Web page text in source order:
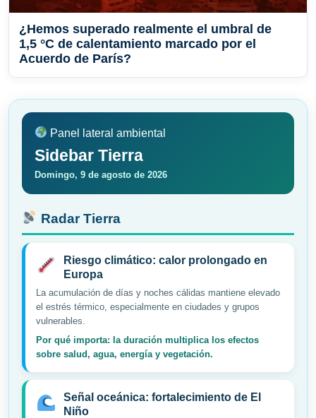
¿Hemos superado realmente el umbral de
1,5 °C de calentamiento marcado por el
Acuerdo de París?
Panel lateral ambiental
Sidebar Tierra
Domingo, 9 de agosto de 2026
Radar Tierra
Riesgo climático: calor prolongado en
Europa
La acumulación de días y noches cálidas mantiene elevado
el estrés térmico, especialmente en ciudades y grupos
vulnerables.
Por qué importa: la duración multiplica los efectos
sobre salud, agua, energía y vegetación.
Señal oceánica: fortalecimiento de El
Niño